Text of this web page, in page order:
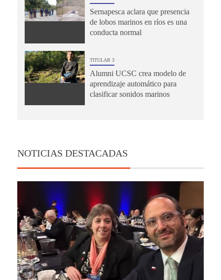
Sernapesca aclara que presencia
de lobos marinos en ríos es una
conducta normal
TITULAR 3
Alumni UCSC crea modelo de
aprendizaje automático para
clasificar sonidos marinos
NOTICIAS DESTACADAS